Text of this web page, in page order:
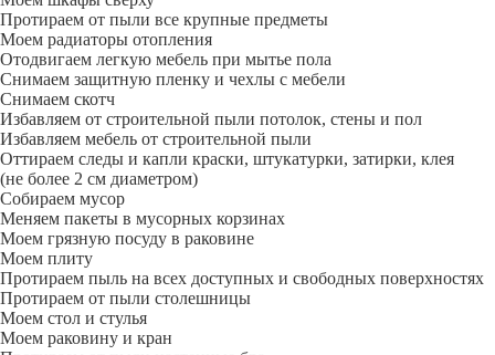
Протираем от пыли все крупные предметы
Моем радиаторы отопления
Отодвигаем легкую мебель при мытье пола
Снимаем защитную пленку и чехлы с мебели
Снимаем скотч
Избавляем от строительной пыли потолок, стены и пол
Избавляем мебель от строительной пыли
Оттираем следы и капли краски, штукатурки, затирки, клея
(не более 2 см диаметром)
Собираем мусор
Меняем пакеты в мусорных корзинах
Моем грязную посуду в раковине
Моем плиту
Протираем пыль на всех доступных и свободных поверхностях
Протираем от пыли столешницы
Моем стол и стулья
Моем раковину и кран